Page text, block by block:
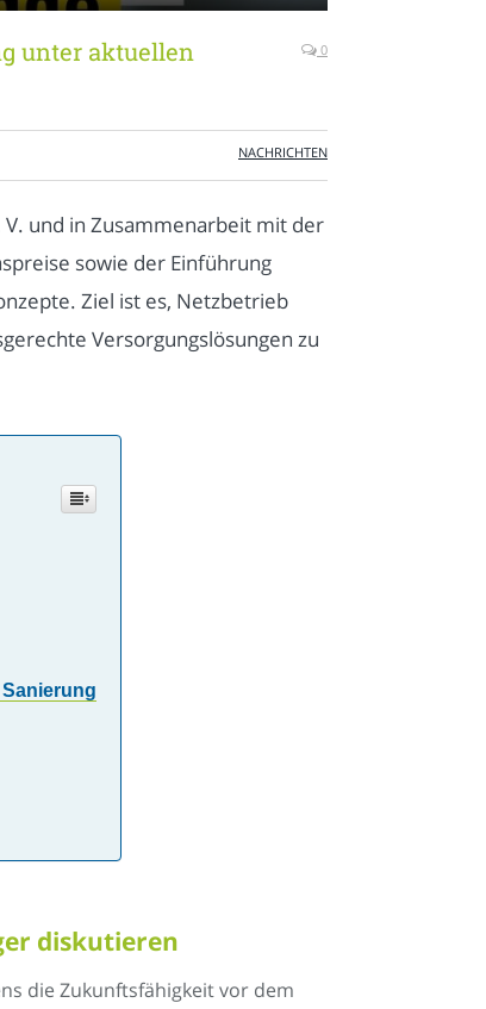
unter aktuellen
0
NACHRICHTEN
und in Zusammenarbeit mit der
sowie der Einführung
Ziel ist es, Netzbetrieb
Versorgungslösungen zu
diskutieren
die Zukunftsfähigkeit vor dem